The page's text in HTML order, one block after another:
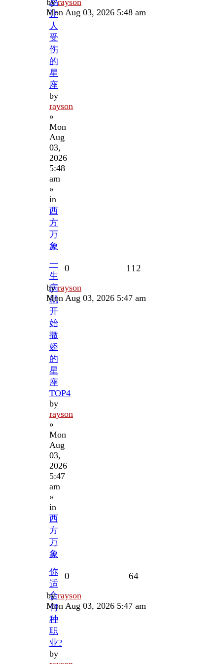
让
人
受
伤
的
星
座
by
rayson
»
Mon
Aug
03,
2026
5:48
am
»
in
西
方
万
象
post
Mon Aug 03, 2026 5:48 am
一
生
病
就
开
始
撒
娇
的
星
座
TOP4
by
rayson
»
Mon
Aug
03,
2026
5:47
am
»
in
西
方
万
象
0 112
Last
post
byrayson
Mon Aug 03, 2026 5:47 am
你
适
合
何
种
职
业?
by
0 64Views
Last
post
byrayson
Mon Aug 03, 2026 5:47 am